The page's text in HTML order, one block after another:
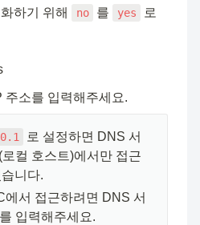
하기 위해 no 를 yes
로
주소를 입력해주세요.
로 설정하면 DNS 서
컬 호스트)에서만 접근
니다.
에서 접근하려면 DNS 서
입력해주세요.